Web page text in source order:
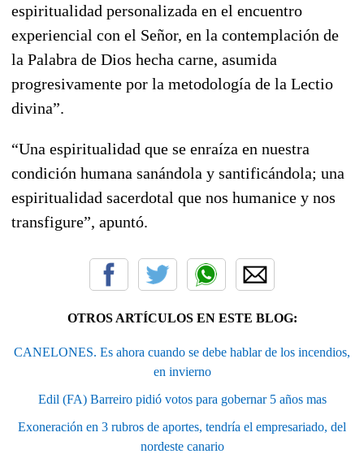
espiritualidad personalizada en el encuentro
experiencial con el Señor, en la contemplación de
la Palabra de Dios hecha carne, asumida
progresivamente por la metodología de la Lectio
divina”.
“Una espiritualidad que se enraíza en nuestra
condición humana sanándola y santificándola; una
espiritualidad sacerdotal que nos humanice y nos
transfigure”, apuntó.
OTROS ARTÍCULOS EN ESTE BLOG:
CANELONES. Es ahora cuando se debe hablar de los incendios,
en invierno
Edil (FA) Barreiro pidió votos para gobernar 5 años mas
Exoneración en 3 rubros de aportes, tendría el empresariado, del
nordeste canario